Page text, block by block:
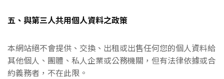
五、與第三人共用個人資料之政策
本網站絕不會提供、交換、出租或出售任何您的個人資料給
其他個人、團體、私人企業或公務機關，但有法律依據或合
約義務者，不在此限。